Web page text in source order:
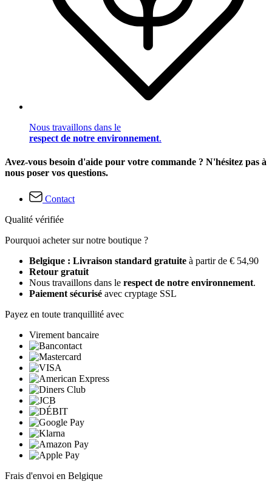
Nous travaillons dans le
respect de notre environnement.
Avez-vous besoin d'aide pour votre commande ? N'hésitez pas à
nous poser vos questions.
Contact
Qualité vérifiée
Pourquoi acheter sur notre boutique ?
Belgique : Livraison standard gratuite à partir de € 54,90
Retour gratuit
Nous travaillons dans le respect de notre environnement.
Paiement sécurisé avec cryptage SSL
Payez en toute tranquillité avec
Virement bancaire
Frais d'envoi en Belgique